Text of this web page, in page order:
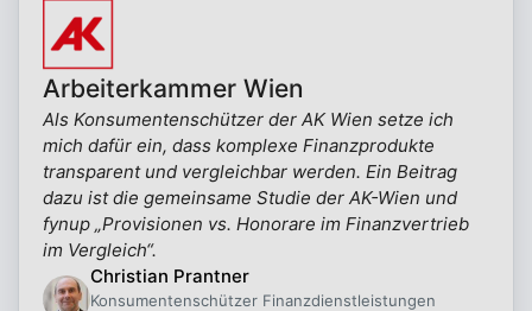
Arbeiterkammer Wien
Als Konsumentenschützer der AK Wien setze ich
mich dafür ein, dass komplexe Finanzprodukte
transparent und vergleichbar werden. Ein Beitrag
dazu ist die gemeinsame Studie der AK-Wien und
fynup „Provisionen vs. Honorare im Finanzvertrieb
im Vergleich“.
Christian Prantner
Konsumentenschützer Finanzdienstleistungen